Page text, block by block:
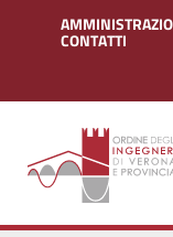
CONTATTI